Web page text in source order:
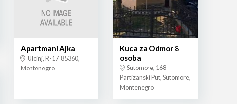
Apartmani Ajka
Ulcinj, R-17, 85360,
Montenegro
Kuca za Odmor 8
osoba
Sutomore, 168
Partizanski Put, Sutomore,
Montenegro